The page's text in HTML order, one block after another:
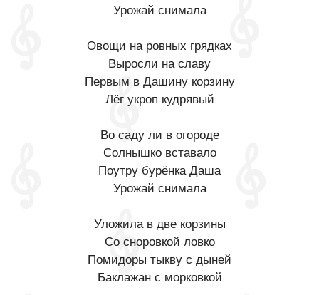
Урожай снимала
Овощи на ровных грядках
Выросли на славу
Первым в Дашину корзину
Лёг укроп кудрявый
Во саду ли в огороде
Солнышко вставало
Поутру бурёнка Даша
Урожай снимала
Уложила в две корзины
Со сноровкой ловко
Помидоры тыкву с дыней
Баклажан с морковкой